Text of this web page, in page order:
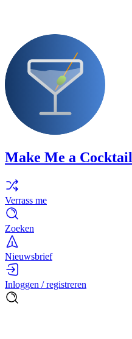
Make Me a Cocktail
Verrass me
Zoeken
Nieuwsbrief
Inloggen / registreren